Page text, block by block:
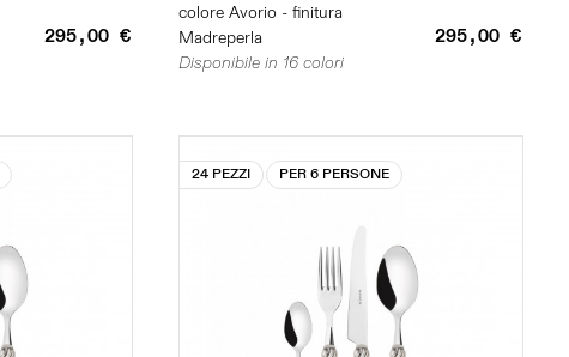
295,00 €
colore Avorio - finitura
Madreperla
295,00 €
Disponibile in 16 colori
24 PEZZI PER 6 PERSONE